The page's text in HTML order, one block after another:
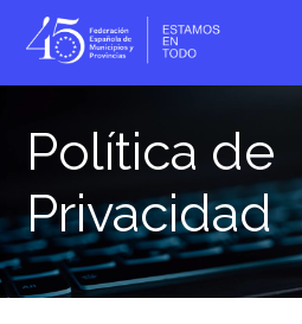
Política de
Privacidad